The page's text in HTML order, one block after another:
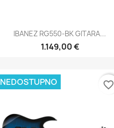
Brzi pregled
IBANEZ RG550-BK GITARA...
1.149,00 €
NEDOSTUPNO favorite_border